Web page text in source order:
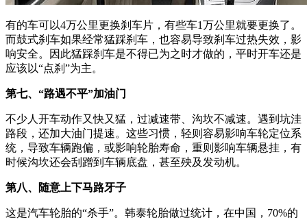
有的车可以4万公里更换刹车片，有些车1万公里就要更换了。
而鼓式刹车如果经常猛踩刹车，也容易导致刹车过热失效，影
响安全。因此猛踩刹车是不得已为之时才做的，平时开车还是
应该以“点刹”为主。
第七、“路遇不平”加油门
不少人开车动作又快又猛，过减速带、沟坎不减速。遇到坑洼
路段，还加大油门提速。这些习惯，轻则容易影响车轮定位系
统，导致车辆跑偏，或影响轮胎寿命，重则影响车辆悬挂，有
时候沟坎还会刮蹭到车辆底盘，甚至殃及发动机。
第八、随意上下马路牙子
这是汽车轮胎的“杀手”。韩泰轮胎做过统计，在中国，70%的